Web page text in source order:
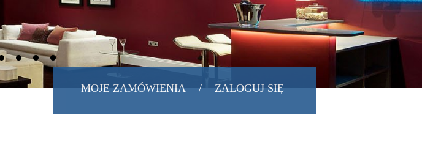
MOJE ZAMÓWIENIA / ZALOGUJ SIĘ